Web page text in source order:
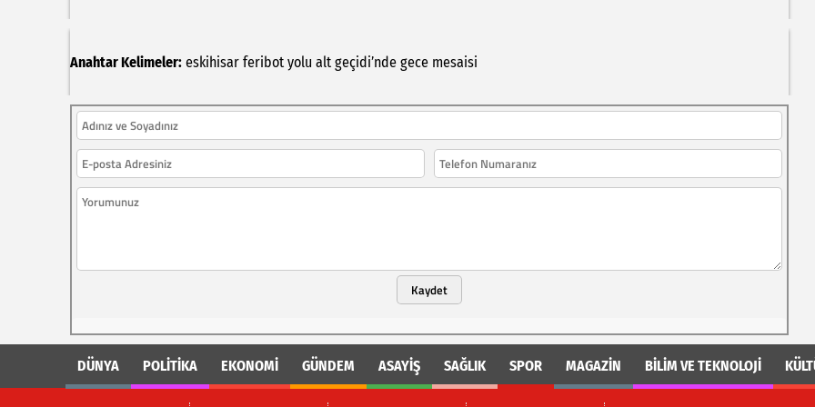
Anahtar Kelimeler: eskihisar feribot yolu alt geçidi’nde gece mesaisi
Kaydet
DÜNYA POLİTİKA EKONOMİ GÜNDEM ASAYİŞ SAĞLIK SPOR MAGAZİN BİLİM VE TEKNOLOJİ